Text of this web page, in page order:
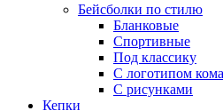
Бейсболки по стилю
Бланковые
Спортивные
Под классику
С логотипом
С рисунками
Кепки